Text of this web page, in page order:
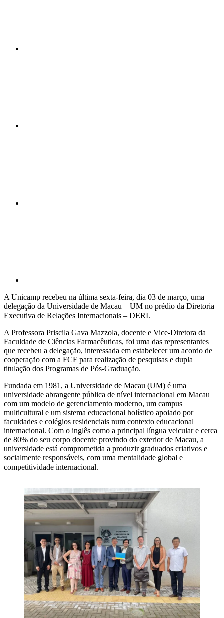
A Unicamp recebeu na última sexta-feira, dia 03 de março, uma
delegação da Universidade de Macau – UM no prédio da Diretoria
Executiva de Relações Internacionais – DERI.
A Professora Priscila Gava Mazzola, docente e Vice-Diretora da
Faculdade de Ciências Farmacêuticas, foi uma das representantes
que recebeu a delegação, interessada em estabelecer um acordo de
cooperação com a FCF para realização de pesquisas e dupla
titulação dos Programas de Pós-Graduação.
Fundada em 1981, a Universidade de Macau (UM) é uma
universidade abrangente pública de nível internacional em Macau
com um modelo de gerenciamento moderno, um campus
multicultural e um sistema educacional holístico apoiado por
faculdades e colégios residenciais num contexto educacional
internacional. Com o inglês como a principal língua veicular e cerca
de 80% do seu corpo docente provindo do exterior de Macau, a
universidade está comprometida a produzir graduados criativos e
socialmente responsáveis, com uma mentalidade global e
competitividade internacional.